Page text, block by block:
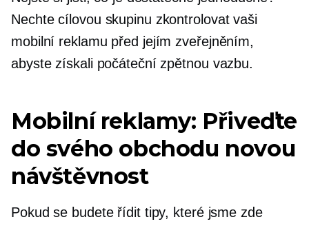
Nechte cílovou skupinu zkontrolovat vaši
mobilní reklamu před jejím zveřejněním,
abyste získali počáteční zpětnou vazbu.
Mobilní reklamy: Přiveďte
do svého obchodu novou
návštěvnost
Pokud se budete řídit tipy, které jsme zde